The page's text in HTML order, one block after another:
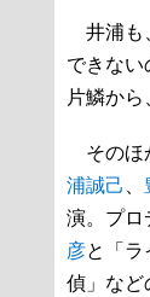
井浦も
できな
片鱗か
そのほ
浦誠己、
演。プ
彦と「
偵」など